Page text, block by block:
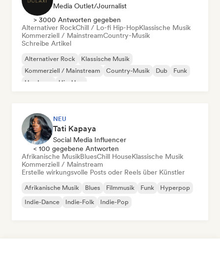
Media Outlet/Journalist
> 3000 Antworten gegeben
Alternativer RockChill / Lo-fi Hip-HopKlassische Musik
Kommerziell / MainstreamCountry-Musik
Schreibe Artikel
Alternativer Rock
Klassische Musik
Kommerziell / Mainstream
Country-Musik Dub
Funk
Hardcore
Hip-Hop
NEU
Tati Kapaya
Social Media Influencer
< 100 gegebene Antworten
Afrikanische MusikBluesChill HouseKlassische Musik
Kommerziell / Mainstream
Erstelle wirkungsvolle Posts oder Reels über Künstler
Afrikanische Musik Blues Filmmusik Funk
Hyperpop
Indie-Dance
Indie-Folk Indie-Pop